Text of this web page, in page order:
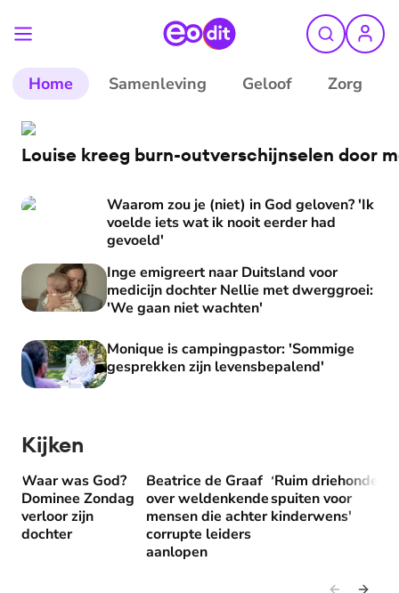
Home Samenleving Geloof Zorg
Louise kreeg burn-outverschijnselen door
Waarom zou je (niet) in God geloven? 'Ik
voelde iets wat ik nooit eerder had
gevoeld'
Inge emigreert naar Duitsland voor
medicijn dochter Nellie met dwerggroei:
'We gaan niet wachten'
Monique is campingpastor: 'Sommige
gesprekken zijn levensbepalend'
Kijken
Waar was God?
Dominee Zondag
verloor zijn
dochter
Waar was God? Dominee Zondag verloor zijn dochter
Beatrice de Graaf
over weldenkende
mensen die achter
corrupte leiders
aanlopen
Beatrice de Graaf over weldenkende
'Ruim driehonderd
spuiten voor
kinderwens'
'Ruim driehonderd